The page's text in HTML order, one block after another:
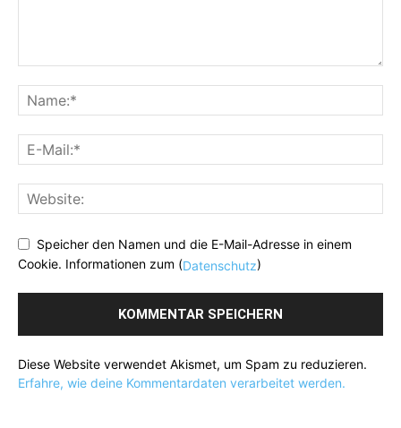
Speicher den Namen und die E-Mail-Adresse in einem
Cookie. Informationen zum (Datenschutz)
Diese Website verwendet Akismet, um Spam zu reduzieren.
Erfahre, wie deine Kommentardaten verarbeitet werden.